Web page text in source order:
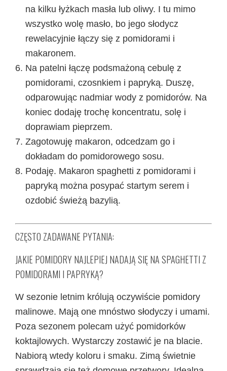
na kilku łyżkach masła lub oliwy. I tu mimo
wszystko wolę masło, bo jego słodycz
rewelacyjnie łączy się z pomidorami i
makaronem.
Na patelni łączę podsmażoną cebulę z
pomidorami, czosnkiem i papryką. Duszę,
odparowując nadmiar wody z pomidorów. Na
koniec dodaję trochę koncentratu, solę i
doprawiam pieprzem.
Zagotowuję makaron, odcedzam go i
dokładam do pomidorowego sosu.
Podaję. Makaron spaghetti z pomidorami i
papryką można posypać startym serem i
ozdobić świeżą bazylią.
CZĘSTO ZADAWANE PYTANIA:
JAKIE POMIDORY NAJLEPIEJ NADAJĄ SIĘ NA SPAGHETTI Z
POMIDORAMI I PAPRYKĄ?
W sezonie letnim królują oczywiście pomidory
malinowe. Mają one mnóstwo słodyczy i umami.
Poza sezonem polecam użyć pomidorków
koktajlowych. Wystarczy zostawić je na blacie.
Nabiorą wtedy koloru i smaku. Zimą świetnie